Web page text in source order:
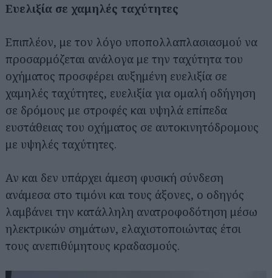
Ευελιξία σε χαμηλές ταχύτητες
Επιπλέον, με τον λόγο υποπολλαπλασιασμού να
προσαρμόζεται ανάλογα με την ταχύτητα του
οχήματος προσφέρει αυξημένη ευελιξία σε
χαμηλές ταχύτητες, ευελιξία για ομαλή οδήγηση
σε δρόμους με στροφές και υψηλά επίπεδα
ευστάθειας του οχήματος σε αυτοκινητόδρομους
με υψηλές ταχύτητες.
Αν και δεν υπάρχει άμεση φυσική σύνδεση
ανάμεσα στο τιμόνι και τους άξονες, ο οδηγός
λαμβάνει την κατάλληλη ανατροφοδότηση μέσω
ηλεκτρικών σημάτων, ελαχιστοποιώντας έτσι
τους ανεπιθύμητους κραδασμούς.